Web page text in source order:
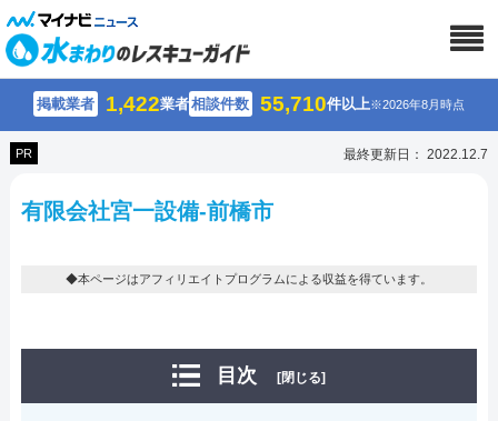
掲載業者 1,422業者相談件数 55,710件以上※2026年8月時点
PR 最終更新日： 2022.12.7
有限会社宮一設備-前橋市
◆本ページはアフィリエイトプログラムによる収益を得ています。
目次 [閉じる]